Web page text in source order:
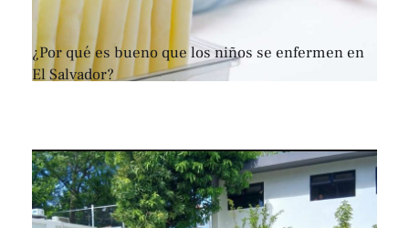
¿Por qué es bueno que los niños se enfermen en
El Salvador?